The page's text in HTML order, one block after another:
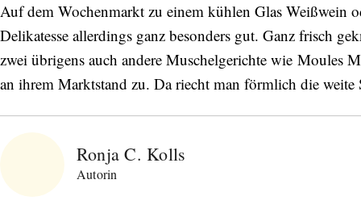
Auf dem Wochenmarkt zu einem kühlen Glas Weißwein
Delikatesse allerdings ganz besonders gut. Ganz frisch
zwei übrigens auch andere Muschelgerichte wie Moules
an ihrem Marktstand zu. Da riecht man förmlich die weite
Ronja C. Kolls
Autorin